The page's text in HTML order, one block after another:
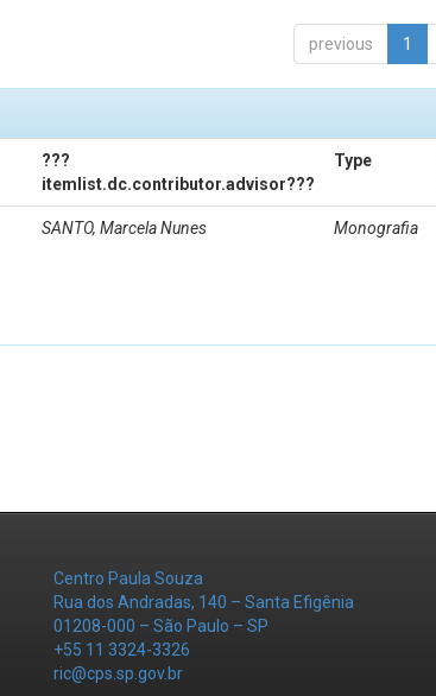
previous 1
???
itemlist.dc.contributor.advisor???
Type
SANTO, Marcela Nunes Monografia
Centro Paula Souza
Rua dos Andradas, 140 – Santa Efigênia
01208-000 – São Paulo – SP
+55 11 3324-3326
ric@cps.sp.gov.br